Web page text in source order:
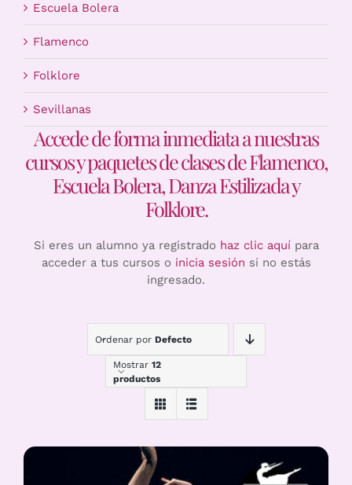
Escuela Bolera
Flamenco
Folklore
Sevillanas
Accede de forma inmediata a nuestras
cursos y paquetes de clases de Flamenco,
Escuela Bolera, Danza Estilizada y
Folklore.
Si eres un alumno ya registrado haz clic aquípara
acceder a tus cursos o inicia sesión si no estás
ingresado.
Ordenar por Defecto
Mostrar 12
productos